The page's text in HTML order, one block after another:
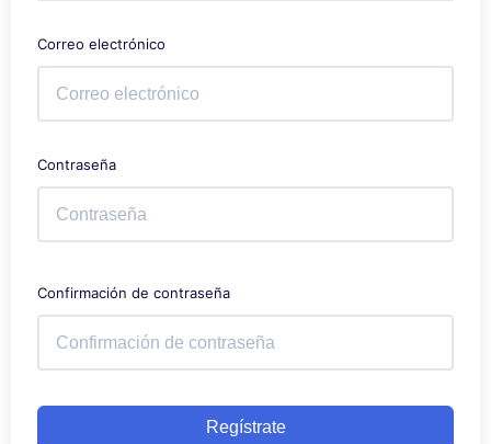
Correo electrónico
Contraseña
Confirmación de contraseña
Regístrate